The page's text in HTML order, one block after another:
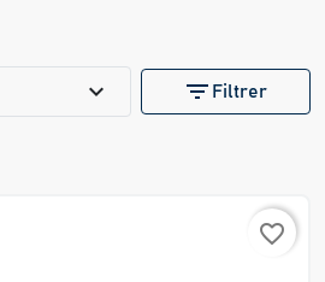
expand_more filter_list Filtrer
favorite_border